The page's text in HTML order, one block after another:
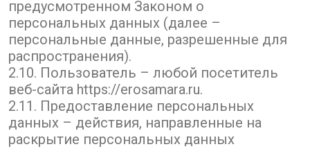
предусмотренном Законом о
персональных данных (далее –
персональные данные, разрешенные для
распространения).
2.10. Пользователь – любой посетитель
веб-сайта https://erosamara.ru.
2.11. Предоставление персональных
данных – действия, направленные на
раскрытие персональных данных